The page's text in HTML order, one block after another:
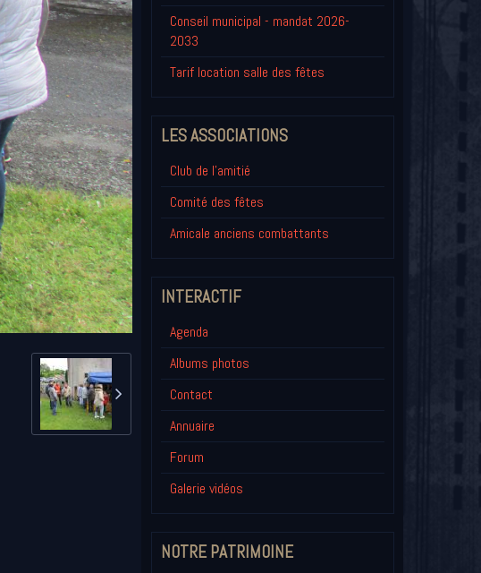
Conseil municipal - mandat 2026-
2033
Tarif location salle des fêtes
LES ASSOCIATIONS
Club de l'amitié
Comité des fêtes
Amicale anciens combattants
INTERACTIF
Agenda
Albums photos
Contact
Annuaire
Forum
Galerie vidéos
NOTRE PATRIMOINE